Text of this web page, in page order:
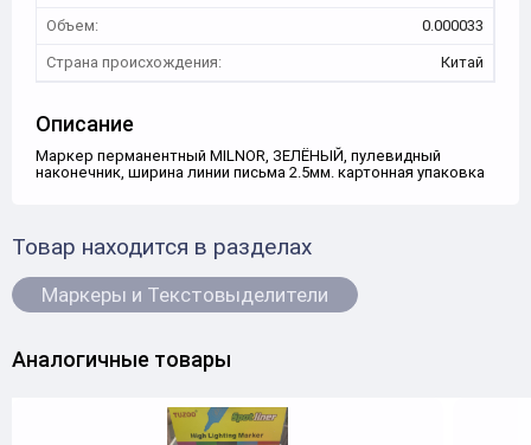
Объем:
0.000033
Страна происхождения:
Китай
Описание
Маркер перманентный MILNOR, ЗЕЛЁНЫЙ, пулевидный
наконечник, ширина линии письма 2.5мм. картонная упаковка
Товар находится в разделах
Маркеры и Текстовыделители
Аналогичные товары